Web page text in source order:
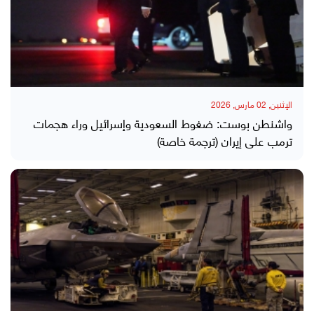
الإثنين, 02 مارس, 2026
واشنطن بوست: ضغوط السعودية وإسرائيل وراء هجمات
ترمب على إيران (ترجمة خاصة)